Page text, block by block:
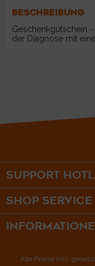
BESCHREIBUNG
Geschenkgutschein
der Diagnose mit
SUPPORT
SHOP SERVICE
* Alle Preise inkl.